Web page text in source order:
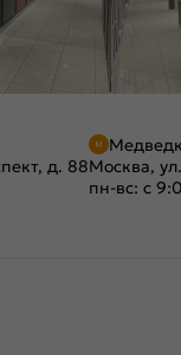
д. 88Москва,
пн-вс: с